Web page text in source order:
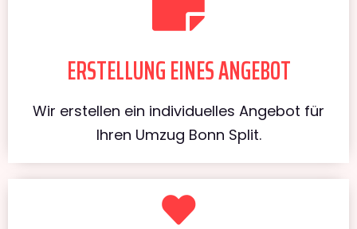
ERSTELLUNG EINES ANGEBOT
Wir erstellen ein individuelles Angebot für
Ihren Umzug Bonn Split.